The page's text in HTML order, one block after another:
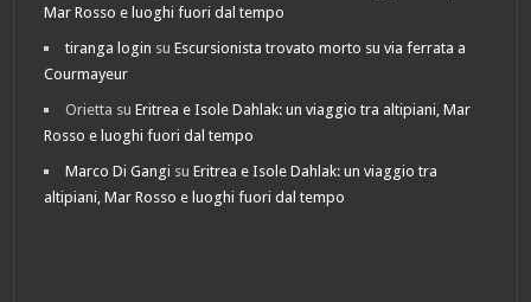
Mar Rosso e luoghi fuori dal tempo
tiranga login suEscursionista trovato morto su via ferrata a
Courmayeur
Orietta suEritrea e Isole Dahlak: un viaggio tra altipiani, Mar
Rosso e luoghi fuori dal tempo
Marco Di Gangi suEritrea e Isole Dahlak: un viaggio tra
altipiani, Mar Rosso e luoghi fuori dal tempo